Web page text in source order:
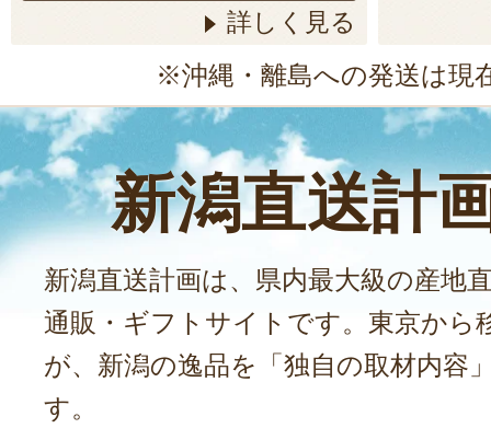
詳しく見る
※沖縄・離島への発送は現
新潟直送計
新潟直送計画は、県内最大級の産地
通販・ギフトサイトです。東京から
が、新潟の逸品を「独自の取材内容
す。